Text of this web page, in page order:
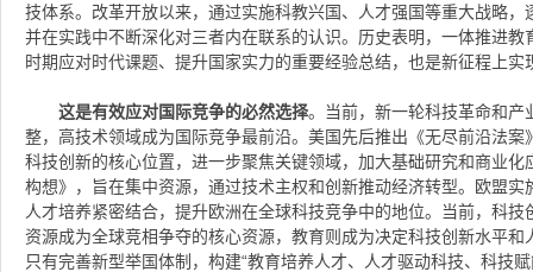
技体系。改革开放以来，通过实施科教兴国、人才强国等重大战略
并在实践中不断深化对三者内在联系的认识。历史表明，一体推进
时期应对时代课题、提升国家实力的重要经验总结，也是新征程上实
这是有效应对国际竞争的必然选择。当前，新一轮科技革命和产
整，高技术领域成为国际竞争最前沿。美国先后推出《无尽前沿法
科技创新的核心位置，进一步聚焦关键领域，加大基础研究和商业
构想》，旨在集中资源，通过技术主权和创新推动经济转型。欧盟实
人才培养紧密结合，提升欧洲在全球科技竞争中的地位。当前，科
资源成为全球竞相争夺的核心资源，教育则成为决定科技创新水平
只有完善新型举国体制，构建“教育培养人才、人才驱动科技、科技